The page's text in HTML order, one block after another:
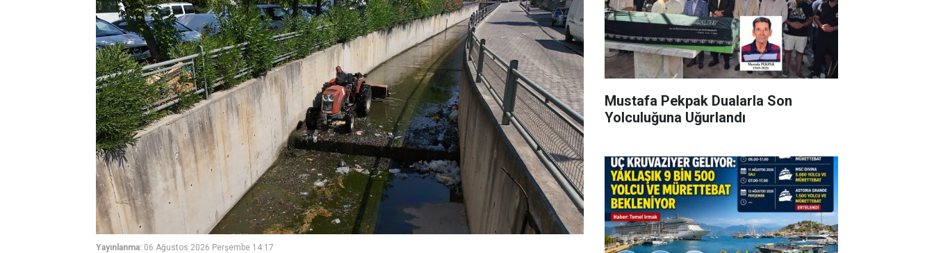
Yayınlanma: 06 Ağustos 2026 Perşembe 14:17
Mustafa Pekpak Dualarla Son
Yolculuğuna Uğurlandı